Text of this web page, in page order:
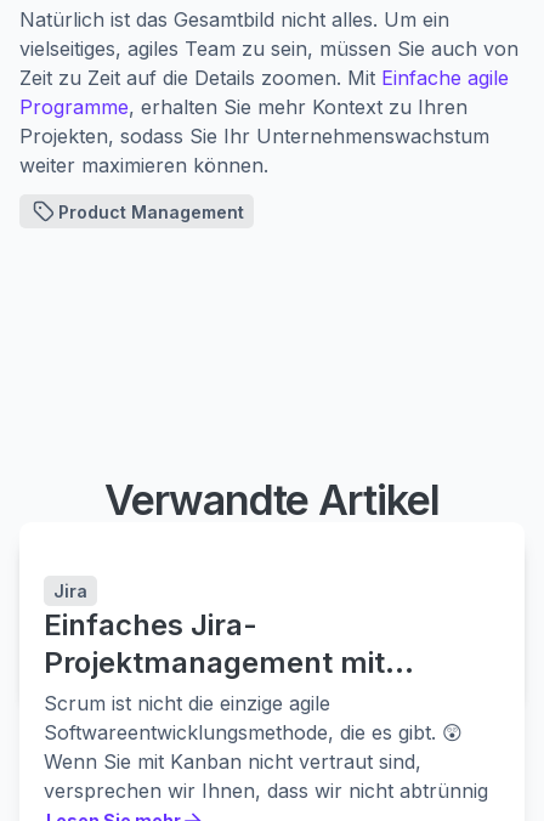
Natürlich ist das Gesamtbild nicht alles. Um ein
vielseitiges, agiles Team zu sein, müssen Sie auch von
Zeit zu Zeit auf die Details zoomen. Mit Einfache agile
Programme, erhalten Sie mehr Kontext zu Ihren
Projekten, sodass Sie Ihr Unternehmenswachstum
weiter maximieren können.
Product Management
Skalieren Sie Planung und teamübergreifende
Zusammenarbeit
ERFAHRE MEHR
Verwandte Artikel
Jira
Einfaches Jira-
Projektmanagement mit
Kanban
Scrum ist nicht die einzige agile
Softwareentwicklungsmethode, die es gibt. 😲
Wenn Sie mit Kanban nicht vertraut sind,
versprechen wir Ihnen, dass wir nicht abtrünnig